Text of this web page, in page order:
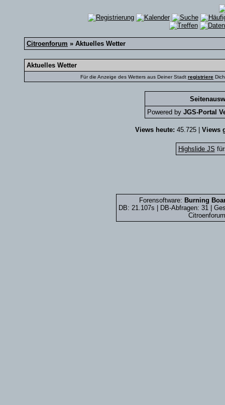
Citroenforum » Aktuelles Wetter
Aktuelles Wetter
Für die Anzeige des Wetters aus Deiner Stadt registriere
Powered by JGS-Portal
Views heute: 45.725 | Views
Highslide JS
Forensoftware: Burning
DB: 21.107s | DB-Abfragen: 31 |